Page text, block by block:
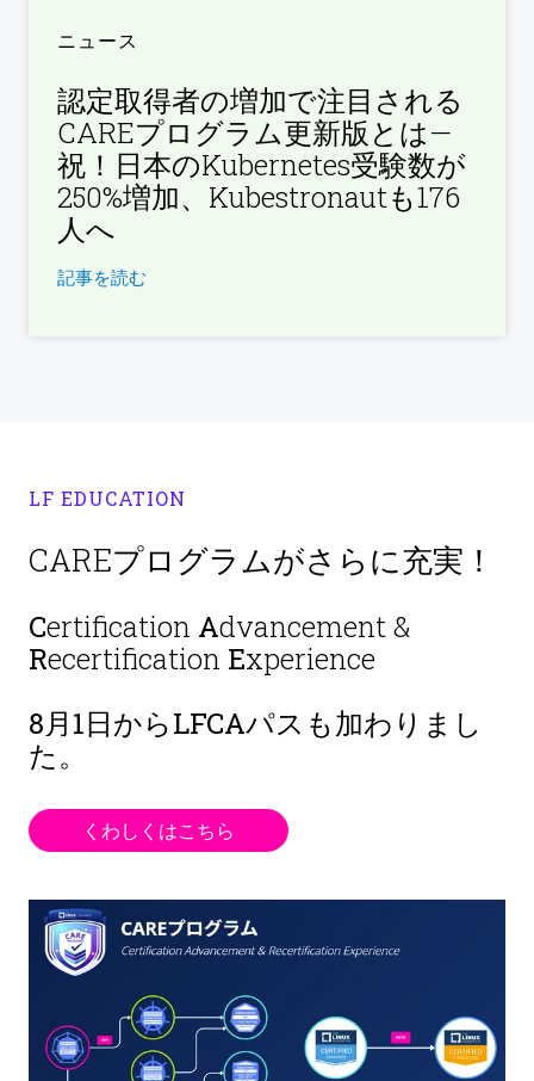
ニュース
認定取得者の増加で注目される
CAREプログラム更新版とは—
祝！日本のKubernetes受験数が
250%増加、Kubestronautも176
人へ
記事を読む
LF EDUCATION
CAREプログラムがさらに充実！
Certification Advancement &
Recertification Experience
8月1日からLFCAパスも加わりまし
た。
くわしくはこちら